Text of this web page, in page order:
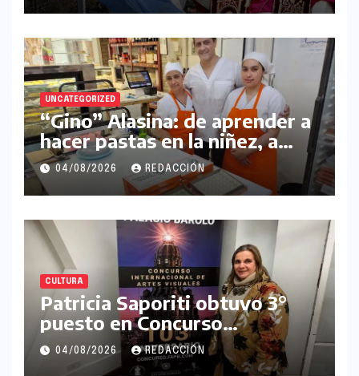
UNCATEGORIZED
“Gino” Alasina: de aprender a
hacer pastas en la niñez, a
gestar su propio
emprendimiento
04/08/2026 REDACCIÓN
CULTURA
Patricia Saporiti obtuvo 3°
puesto en Concurso
Internacional de Artes
Plásticas Palacio Barolo
04/08/2026 REDACCIÓN